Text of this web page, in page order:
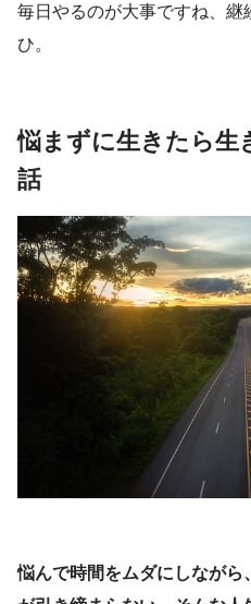
毎日やるのが大事ですね、
ひ。
悩まずに生きたら生
話
悩んで時間をムダにしなが